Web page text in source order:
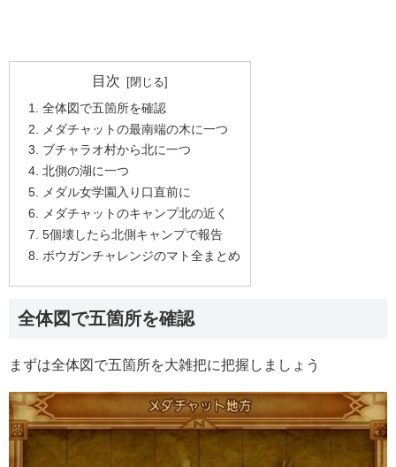
目次
全体図で五箇所を確認
メダチャットの最南端の木に一つ
ブチャラオ村から北に一つ
北側の湖に一つ
メダル女学園入り口直前に
メダチャットのキャンプ北の近く
5個壊したら北側キャンプで報告
ボウガンチャレンジのマト全まとめ
全体図で五箇所を確認
まずは全体図で五箇所を大雑把に把握しましょう